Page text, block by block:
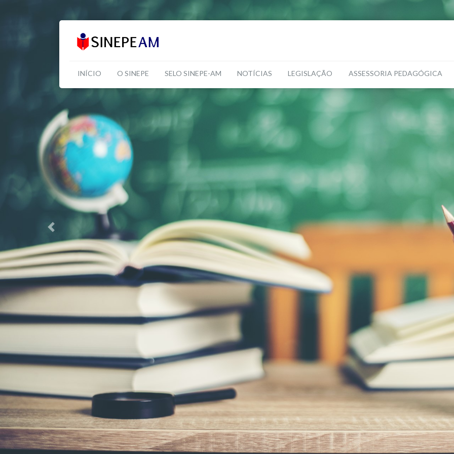
INÍCIO O SINEPE SELO SINEPE-AM NOTÍCIAS LEGISLAÇÃO ASSESSORIA PEDAGÓGICA
Previous